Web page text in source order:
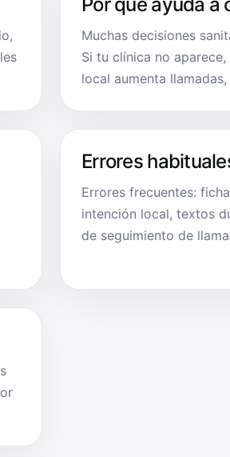
Muchas decisiones
Si tu clínica no
local aumenta
Errores
Errores frecuentes:
intención local, textos
de seguimiento de